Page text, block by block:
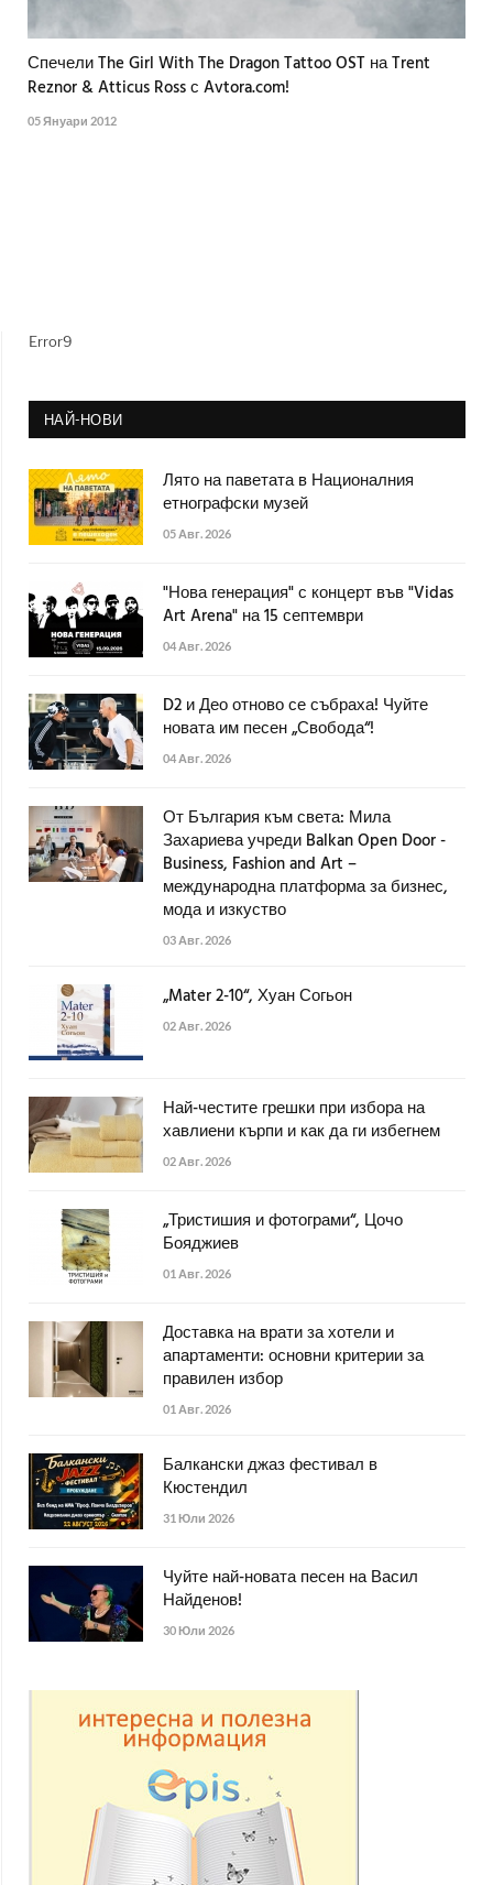
Спечели The Girl With The Dragon Tattoo OST на Trent
Reznor & Atticus Ross с Avtora.com!
05 Януари 2012
Error9
НАЙ-НОВИ
Лято на паветата в Националния
етнографски музей
05 Авг. 2026
"Нова генерация" с концерт във "Vidas
Art Arena" на 15 септември
04 Авг. 2026
D2 и Део отново се събраха! Чуйте
новата им песен „Свобода“!
04 Авг. 2026
От България към света: Мила
Захариева учреди Balkan Open Door -
Business, Fashion and Art –
международна платформа за бизнес,
мода и изкуство
03 Авг. 2026
„Mater 2-10“, Хуан Согьон
02 Авг. 2026
Най-честите грешки при избора на
хавлиени кърпи и как да ги избегнем
02 Авг. 2026
„Тристишия и фотограми“, Цочо
Бояджиев
01 Авг. 2026
Доставка на врати за хотели и
апартаменти: основни критерии за
правилен избор
01 Авг. 2026
Балкански джаз фестивал в
Кюстендил
31 Юли 2026
Чуйте най-новата песен на Васил
Найденов!
30 Юли 2026